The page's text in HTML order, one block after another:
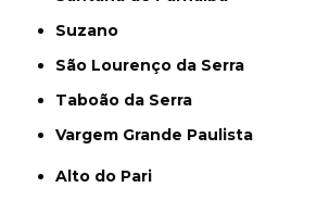
Suzano
São Lourenço da Serra
Taboão da Serra
Vargem Grande Paulista
Alto do Pari